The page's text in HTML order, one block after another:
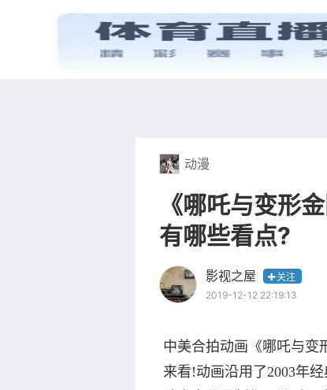
首页 电
动漫
《哪吒与变形
有哪些看点?
影视之屋
关注
2019-12-12 22:19:13
中美合拍动画《哪吒与变
来看!动画沿用了2003年